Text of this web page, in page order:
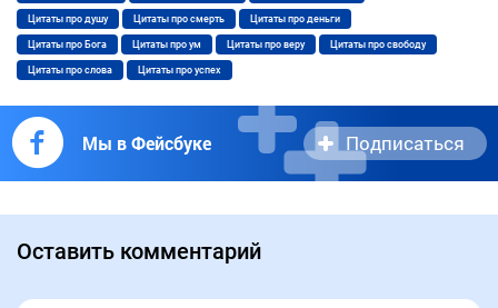
Цитаты про душу Цитаты про смерть Цитаты про деньги
Цитаты про Бога Цитаты про ум Цитаты про веру Цитаты про свободу
Цитаты про слова Цитаты про успех
Мы в Фейсбуке Подписаться
Оставить комментарий